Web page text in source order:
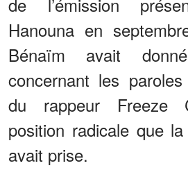
Hanouna en
Bénaïm avait
concernant les
du rappeur Freeze
position radicale que
avait prise.